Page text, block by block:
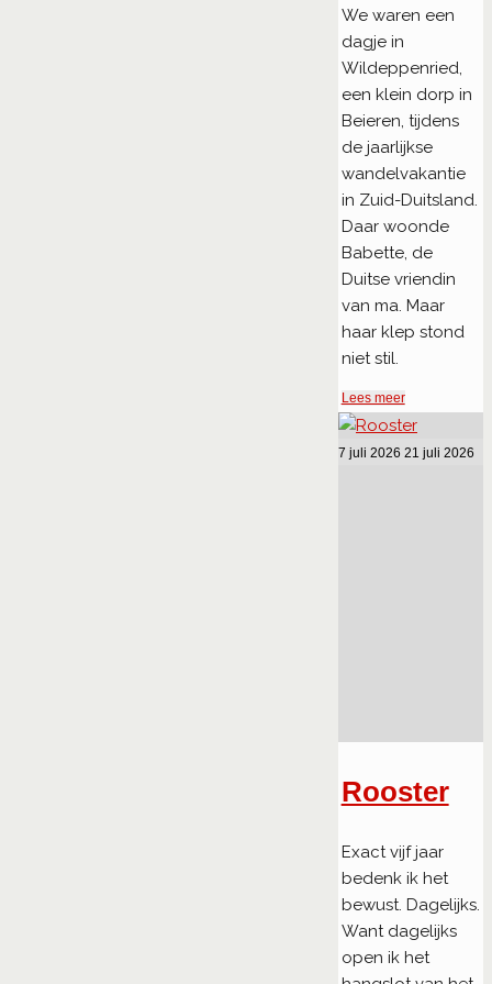
We waren een
dagje in
Wildeppenried,
een klein dorp in
Beieren, tijdens
de jaarlijkse
wandelvakantie
in Zuid-Duitsland.
Daar woonde
Babette, de
Duitse vriendin
van ma. Maar
haar klep stond
niet stil.
Lees meer"1966
Het
7 juli 2026 21 juli 2026
Rooster
Exact vijf jaar
bedenk ik het
bewust. Dagelijks.
Want dagelijks
open ik het